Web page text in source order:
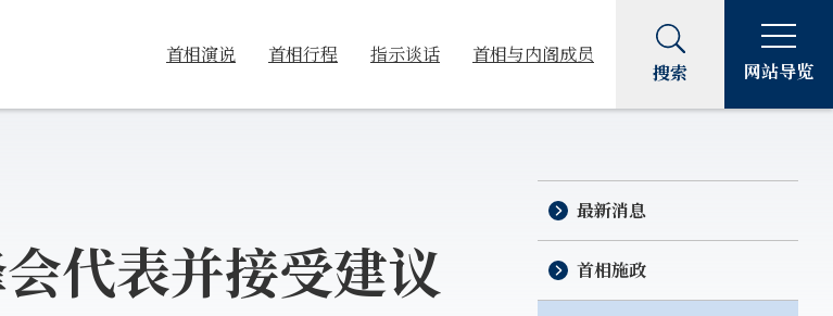
首相演说 首相行程 指示谈话 首相与内阁成员
搜索 网站导览
代表并接受建议
最新消息
首相施政